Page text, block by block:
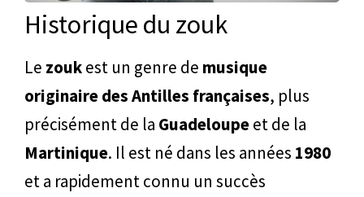
Historique du zouk
Le zoukest un genre de musique
originaire des Antilles françaises, plus
précisément de la Guadeloupeet de la
Martinique. Il est né dans les années 1980
et a rapidement connu un succès